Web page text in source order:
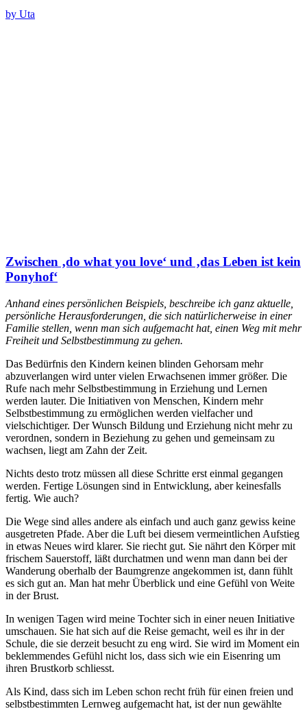
by Uta
Zwischen ‚do what you love‘ und ‚das Leben ist kein
Ponyhof‘
Anhand eines persönlichen Beispiels, beschreibe ich ganz aktuelle,
persönliche Herausforderungen, die sich natürlicherweise in einer
Familie stellen, wenn man sich aufgemacht hat, einen Weg mit mehr
Freiheit und Selbstbestimmung zu gehen.
Das Bedürfnis den Kindern keinen blinden Gehorsam mehr
abzuverlangen wird unter vielen Erwachsenen immer größer. Die
Rufe nach mehr Selbstbestimmung in Erziehung und Lernen
werden lauter. Die Initiativen von Menschen, Kindern mehr
Selbstbestimmung zu ermöglichen werden vielfacher und
vielschichtiger. Der Wunsch Bildung und Erziehung nicht mehr zu
verordnen, sondern in Beziehung zu gehen und gemeinsam zu
wachsen, liegt am Zahn der Zeit.
Nichts desto trotz müssen all diese Schritte erst einmal gegangen
werden. Fertige Lösungen sind in Entwicklung, aber keinesfalls
fertig. Wie auch?
Die Wege sind alles andere als einfach und auch ganz gewiss keine
ausgetreten Pfade. Aber die Luft bei diesem vermeintlichen Aufstieg
in etwas Neues wird klarer. Sie riecht gut. Sie nährt den Körper mit
frischem Sauerstoff, läßt durchatmen und wenn man dann bei der
Wanderung oberhalb der Baumgrenze angekommen ist, dann fühlt
es sich gut an. Man hat mehr Überblick und eine Gefühl von Weite
in der Brust.
In wenigen Tagen wird meine Tochter sich in einer neuen Initiative
umschauen. Sie hat sich auf die Reise gemacht, weil es ihr in der
Schule, die sie derzeit besucht zu eng wird. Sie wird im Moment ein
beklemmendes Gefühl nicht los, dass sich wie ein Eisenring um
ihren Brustkorb schliesst.
Als Kind, dass sich im Leben schon recht früh für einen freien und
selbstbestimmten Lernweg aufgemacht hat, ist der nun gewählte